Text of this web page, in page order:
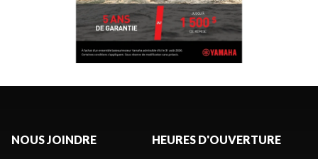
NOUS JOINDRE HEURES D'OUVERTURE